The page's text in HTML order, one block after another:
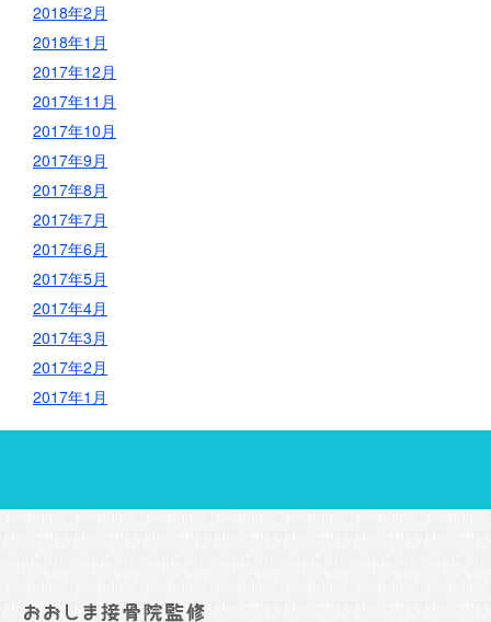
2018年2月
2018年1月
2017年12月
2017年11月
2017年10月
2017年9月
2017年8月
2017年7月
2017年6月
2017年5月
2017年4月
2017年3月
2017年2月
2017年1月